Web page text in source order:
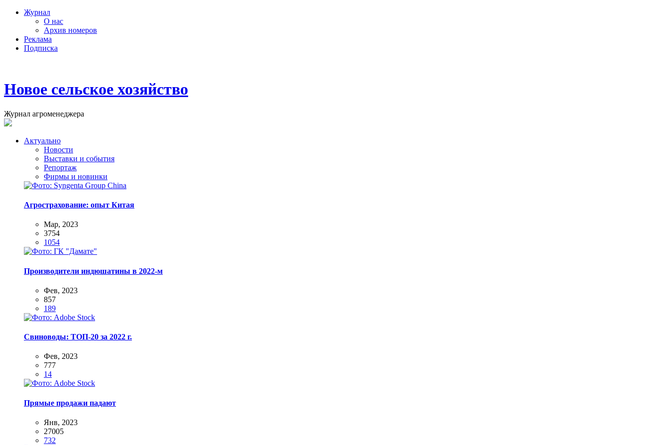
Журнал
О нас
Архив номеров
Реклама
Подписка
Новое сельское хозяйство
Журнал агроменеджера
Актуально
Новости
Выставки и события
Репортаж
Фирмы и новинки
Агрострахование: опыт Китая
Мар, 2023
3754
1054
Производители индюшатины в 2022-м
Фев, 2023
857
189
Свиноводы: ТОП-20 за 2022 г.
Фев, 2023
777
14
Прямые продажи падают
Янв, 2023
27005
732